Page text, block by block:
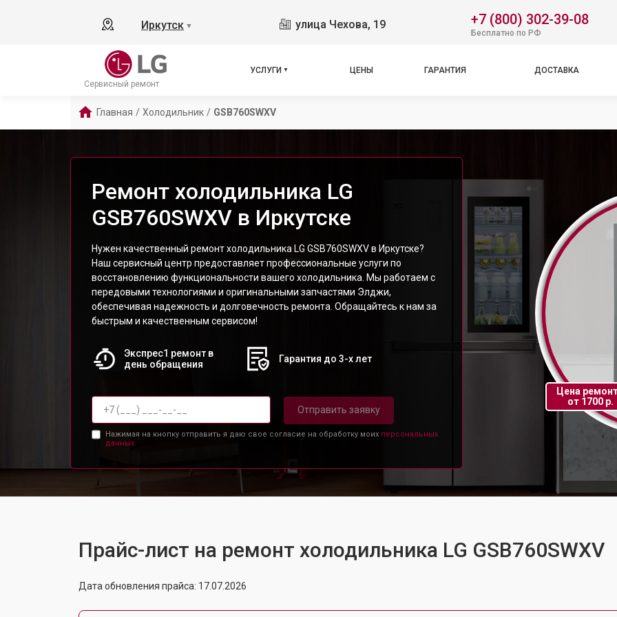
Иркутск ▼ улица Чехова, 19 +7 (800) 302-39-08
Бесплатно по РФ
Сервисный ремонт
УСЛУГИ ЦЕНЫ ГАРАНТИЯ ДОСТАВКА
Главная / Холодильник / GSB760SWXV
Ремонт холодильника LG
GSB760SWXV в Иркутске
Нужен качественный ремонт холодильника LG GSB760SWXV в Иркутске?
Наш сервисный центр предоставляет профессиональные услуги по
восстановлению функциональности вашего холодильника. Мы работаем с
передовыми технологиями и оригинальными запчастями Элджи,
обеспечивая надежность и долговечность ремонта. Обращайтесь к нам за
быстрым и качественным сервисом!
Экспрес1 ремонт в
день обращения
Гарантия до 3-х лет
Отправить заявку
Нажимая на кнопку отправить я даю свое согласие на обработку моих персональных
данных.
Цена
от 1700 р.
Прайс-лист на ремонт холодильника LG GSB760SWXV
Дата обновления прайса: 17.07.2026